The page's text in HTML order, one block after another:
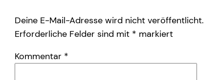
Deine E-Mail-Adresse wird nicht veröffentlicht.
Erforderliche Felder sind mit * markiert
Kommentar *